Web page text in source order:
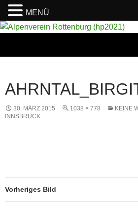
30. MÄRZ 2015 1038 × 778
KEINE
NNSBRUCK
Vorheriges Bild
MENÜ